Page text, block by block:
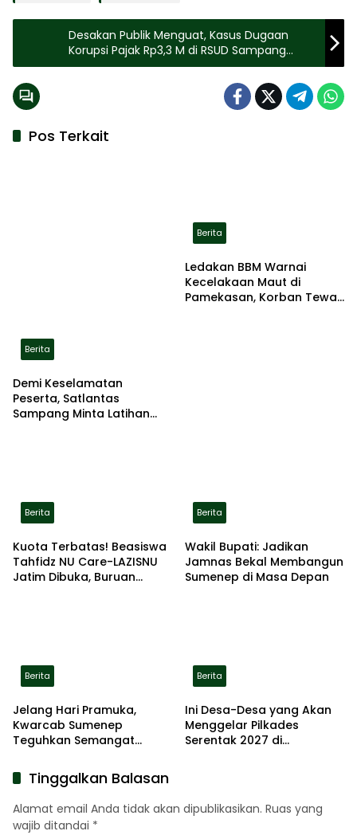
Desakan Publik Menguat, Kasus Dugaan
Korupsi Pajak Rp3,3 M di RSUD Sampang
Didorong Segera Tuntas
Pos Terkait
Berita
Demi Keselamatan
Peserta, Satlantas
Sampang Minta Latihan
Berita
Ledakan BBM Warnai
Kecelakaan Maut di
Pamekasan, Korban Tewas
Berita
Kuota Terbatas! Beasiswa
Tahfidz NU Care-LAZISNU
Jatim Dibuka, Buruan
Berita
Wakil Bupati: Jadikan
Jamnas Bekal Membangun
Sumenep di Masa Depan
Berita
Jelang Hari Pramuka,
Kwarcab Sumenep
Teguhkan Semangat
Pahlawan
Berita
Ini Desa-Desa yang Akan
Menggelar Pilkades
Serentak 2027 di
Tinggalkan Balasan
Alamat email Anda tidak akan dipublikasikan. Ruas yang
wajib ditandai *